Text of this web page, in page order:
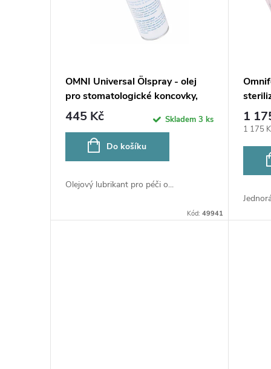
k
OMNI Universal Ölspray - olej
pro stomatologické koncovky,
500ml
445 Kč Skladem3 ks
Do košíku
Olejový lubrikant pro péči o...
Kód:49941
1
Měrná
1 175